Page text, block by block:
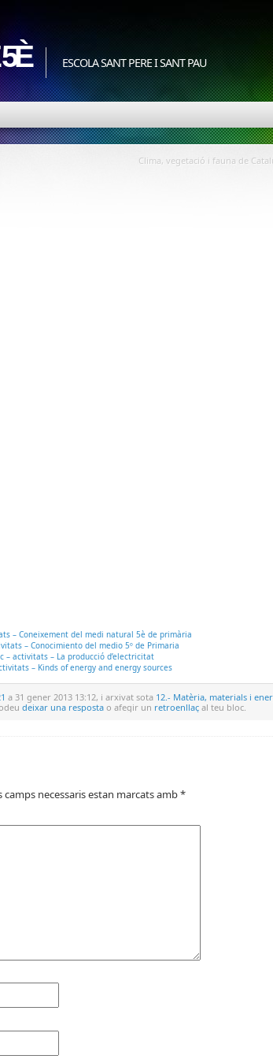
ESCOLA SANT PERE I SANT PAU
Clima, vegetació i fauna de
– Coneixement del medi natural 5è de primària
– Conocimiento del medio 5º de Primaria
– activitats – La producció d’electricitat
– Kinds of energy and energy sources
a 31 gener 2013 13:12, i arxivat sota 12.- Matèria, materials i
deixar una resposta o afegir un retroenllaç al teu bloc.
camps necessaris estan marcats amb*